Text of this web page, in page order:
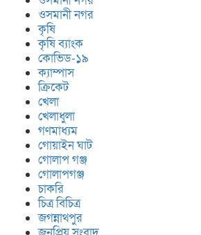
ওসমানী নগর
কৃষি
কৃষি ব্যাংক
কোভিড-১৯
ক্যাম্পাস
ক্রিকেট
খেলা
খেলাধুলা
গণমাধ্যম
গোয়াইন ঘাট
গোলাপ গঞ্জ
গোলাপগঞ্জ
চাকরি
চিত্র বিচিত্র
জগন্নাথপুর